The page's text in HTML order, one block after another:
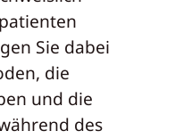
Sie dabei
die
und die
des